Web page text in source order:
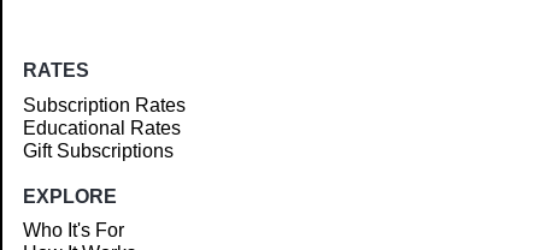
RATES
Subscription Rates
Educational Rates
Gift Subscriptions
EXPLORE
Who It's For